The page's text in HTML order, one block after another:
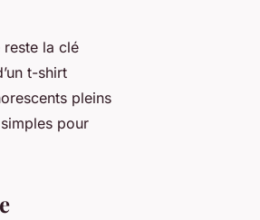
reste la clé
t-shirt
pleins
pour